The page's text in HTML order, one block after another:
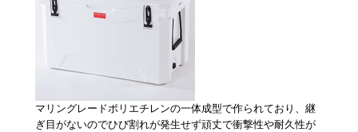
マリングレードポリエチレンの一体成型で作られており、継
ぎ目がないのでひび割れが発生せず頑丈で衝撃性や耐久性が